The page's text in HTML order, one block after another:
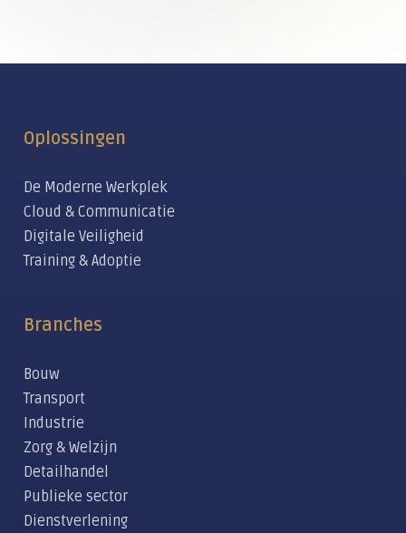
Oplossingen
De Moderne Werkplek
Cloud & Communicatie
Digitale Veiligheid
Training & Adoptie
Branches
Bouw
Transport
Industrie
Zorg & Welzijn
Detailhandel
Publieke sector
Dienstverlening